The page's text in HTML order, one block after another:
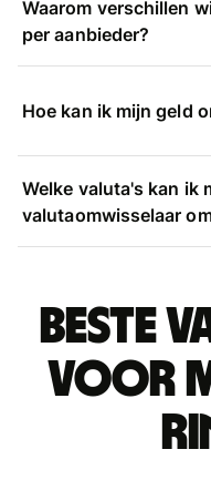
Waarom verschillen
per aanbieder?
Hoe kan ik mijn geld
Welke valuta's kan ik
valutaomwisselaar
Beste
voor